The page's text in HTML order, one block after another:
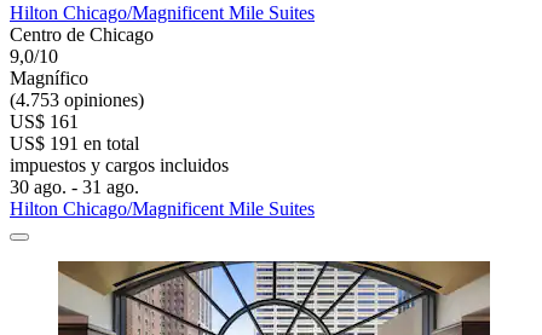
Hilton Chicago/Magnificent Mile Suites
Centro de Chicago
9,0/10
Magnífico
(4.753 opiniones)
US$ 161
US$ 191 en total
impuestos y cargos incluidos
30 ago. - 31 ago.
Hilton Chicago/Magnificent Mile Suites